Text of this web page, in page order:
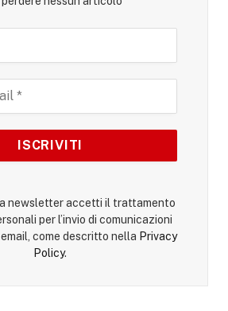
newsletter accetti il trattamento
per l’invio di comunicazioni
come descritto nella Privacy
Policy.